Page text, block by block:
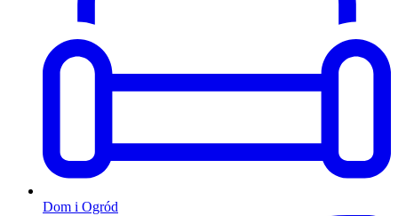
Dom i Ogród